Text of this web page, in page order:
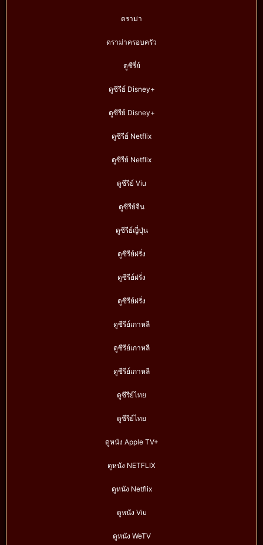
ดราม่า
ดราม่าครอบครัว
ดูซีรี่ย์
ดูซีรีย์ Disney+
ดูซีรีย์ Disney+
ดูซีรีย์ Netflix
ดูซีรีย์ Netflix
ดูซีรีย์ Viu
ดูซีรีย์จีน
ดูซีรีย์ญี่ปุ่น
ดูซีรีย์ฝรั่ง
ดูซีรีย์ฝรั่ง
ดูซีรีย์ฝรั่ง
ดูซีรีย์เกาหลี
ดูซีรีย์เกาหลี
ดูซีรีย์เกาหลี
ดูซีรีย์ไทย
ดูซีรีย์ไทย
ดูหนัง Apple TV+
ดูหนัง NETFLIX
ดูหนัง Netflix
ดูหนัง Viu
ดูหนัง WeTV